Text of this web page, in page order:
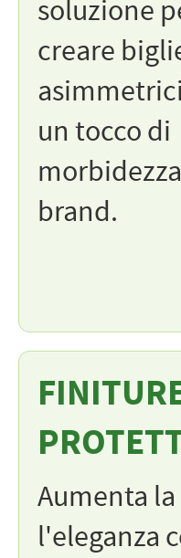
soluzione
creare
un tocco di
brand.
Aumenta
l'eleganza